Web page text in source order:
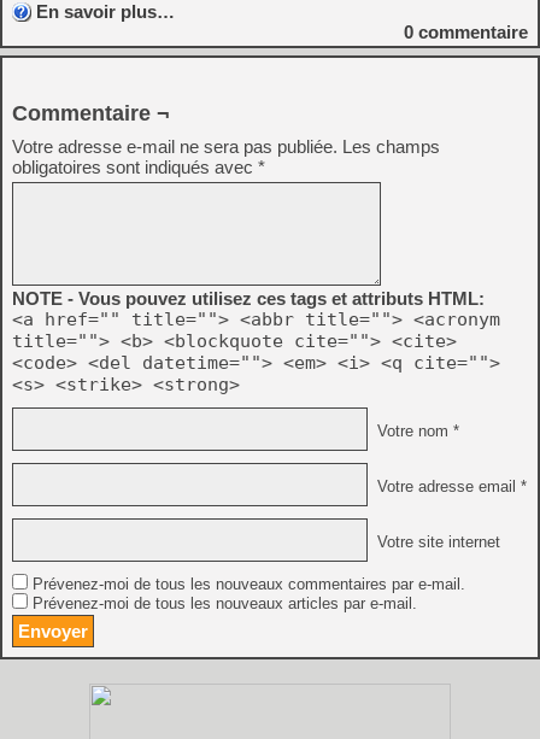
En savoir plus…
0 commentaire
Commentaire ¬
Votre adresse e-mail ne sera pas publiée. Les champs
obligatoires sont indiqués avec *
NOTE - Vous pouvez utilisez ces tags et attributs HTML:
<a href="" title=""> <abbr title=""> <acronym
title=""> <b> <blockquote cite=""> <cite>
<code> <del datetime=""> <em> <i> <q cite="">
<s> <strike> <strong>
Votre nom *
Votre adresse email *
Votre site internet
Prévenez-moi de tous les nouveaux commentaires par e-mail.
Prévenez-moi de tous les nouveaux articles par e-mail.